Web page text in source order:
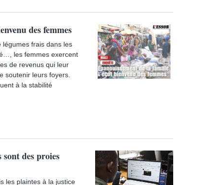
des femmes
légumes frais dans les
les femmes exercent
de revenus qui leur
soutenir leurs foyers.
à la stabilité
des proies
les plaintes à la justice